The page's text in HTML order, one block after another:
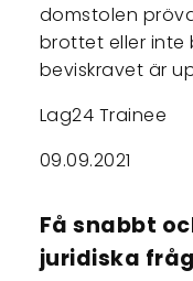
domstolen
brottet eller inte
beviskravet är
Lag24 Trainee
09.09.2021
Få snabbt
juridiska